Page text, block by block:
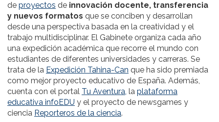
de proyectos de innovación docente, transferencia
y nuevos formatos que se conciben y desarrollan
desde una perspectiva basada en la creatividad y el
trabajo multidisciplinar. El Gabinete organiza cada año
una expedición académica que recorre el mundo con
estudiantes de diferentes universidades y carreras. Se
trata de la Expedición Tahina-Can que ha sido premiada
como mejor proyecto educativo de España. Además,
cuenta con el portal Tu Aventura, la plataforma
educativa infoEDU y el proyecto de newsgames y
ciencia Reporteros de la ciencia.